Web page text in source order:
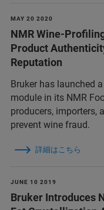
MAY 20 2020
NMR Wine-
Product
Reputation
Bruker has launched
module in its NMR
producers, importers,
prevent wine fraud.
詳細はこちら
JUNE 10 2019
Bruker Introduces